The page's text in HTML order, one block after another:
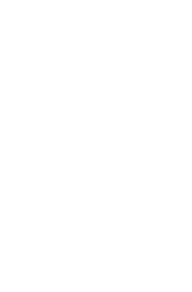
变量后边方便引用